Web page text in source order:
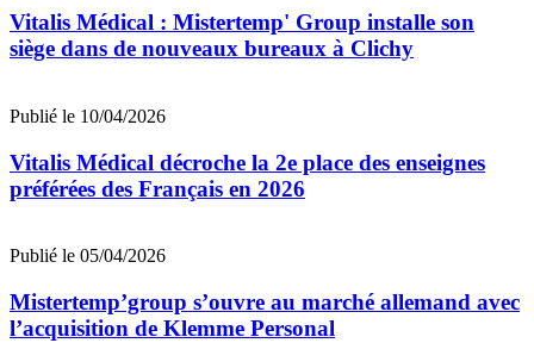
Vitalis Médical : Mistertemp' Group installe son
siège dans de nouveaux bureaux à Clichy
Publié le 10/04/2026
Vitalis Médical décroche la 2e place des enseignes
préférées des Français en 2026
Publié le 05/04/2026
Mistertemp’group s’ouvre au marché allemand avec
l’acquisition de Klemme Personal